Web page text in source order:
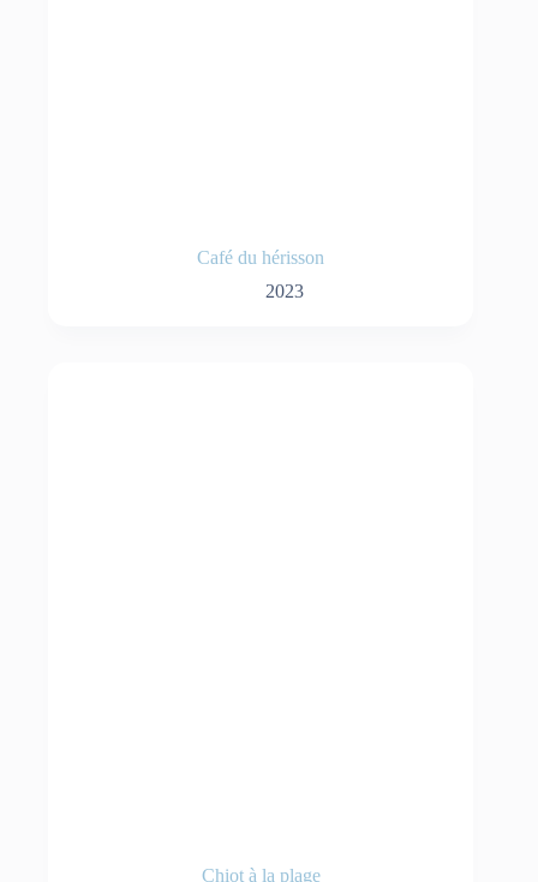
Café du hérisson
2023
Chiot à la plage